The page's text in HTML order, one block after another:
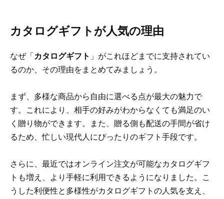
カタログギフトが人気の理由
なぜ「カタログギフト 」がこれほどまでに支持されてい
るのか、その理由をまとめてみましょう。
まず、多様な商品から自由に選べる点が最大の魅力で
す。これにより、相手の好みがわからなくても満足のい
く贈り物ができます。また、贈る側も配送の手間が省け
るため、忙しい現代人にぴったりのギフト手段です。
さらに、最近ではオンライン注文が可能なカタログギフ
トも増え、より手軽に利用できるようになりました。こ
うした利便性と多様性がカタログギフトの人気を支え、